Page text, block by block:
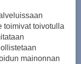
toimivat toivotulla
mainonnan